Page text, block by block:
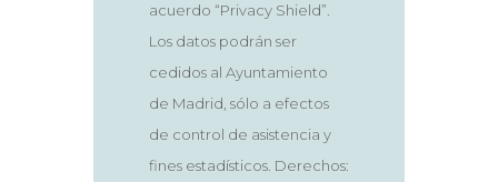
acuerdo “Privacy Shield”.
Los datos podrán ser
cedidos al Ayuntamiento
de Madrid, sólo a efectos
de control de asistencia y
fines estadísticos. Derechos: